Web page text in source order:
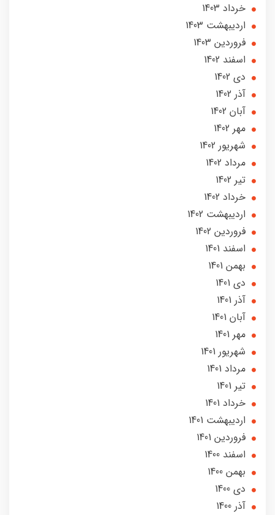
خرداد 1403
ارديبهشت 1403
فروردین 1403
اسفند 1402
دی 1402
آذر 1402
آبان 1402
مهر 1402
شهریور 1402
مرداد 1402
تير 1402
خرداد 1402
ارديبهشت 1402
فروردین 1402
اسفند 1401
بهمن 1401
دی 1401
آذر 1401
آبان 1401
مهر 1401
شهریور 1401
مرداد 1401
تير 1401
خرداد 1401
ارديبهشت 1401
فروردین 1401
اسفند 1400
بهمن 1400
دی 1400
آذر 1400